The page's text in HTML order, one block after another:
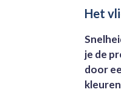
Het
je de
door